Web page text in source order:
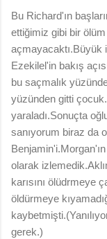
Bu Richard'ın
ettiğimiz gibi bir
açmayacaktı.Büyük
Ezekilel'in bakış
bu saçmalık
yüzünden gitti
yaraladı.Sonuçta
sanıyorum biraz da
olarak
karısını ölüdrmeye
öldürmeye
gerek.)